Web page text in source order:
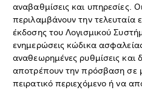
αναβαθμίσεις και υπηρεσίες.
περιλαμβάνουν την τελευταία
έκδοσης του Λογισμικού
ενημερώσεις κώδικα
αναθεωρημένες ρυθμίσεις και
αποτρέπουν την πρόσβαση σε
πειρατικό περιεχόμενο ή να